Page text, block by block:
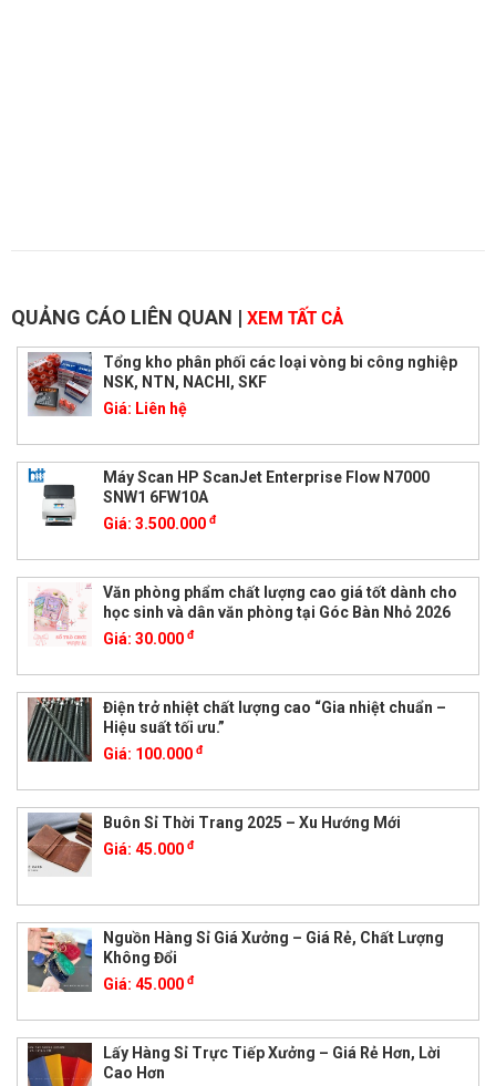
QUẢNG CÁO LIÊN QUAN | XEM TẤT CẢ
Tổng kho phân phối các loại vòng bi công nghiệp
NSK, NTN, NACHI, SKF
Giá: Liên hệ
Máy Scan HP ScanJet Enterprise Flow N7000
SNW1 6FW10A
Giá: 3.500.000 đ
Văn phòng phẩm chất lượng cao giá tốt dành cho
học sinh và dân văn phòng tại Góc Bàn Nhỏ 2026
Giá: 30.000 đ
Điện trở nhiệt chất lượng cao “Gia nhiệt chuẩn –
Hiệu suất tối ưu.”
Giá: 100.000 đ
Buôn Sỉ Thời Trang 2025 – Xu Hướng Mới
Giá: 45.000 đ
Nguồn Hàng Sỉ Giá Xưởng – Giá Rẻ, Chất Lượng
Không Đổi
Giá: 45.000 đ
Lấy Hàng Sỉ Trực Tiếp Xưởng – Giá Rẻ Hơn, Lời
Cao Hơn